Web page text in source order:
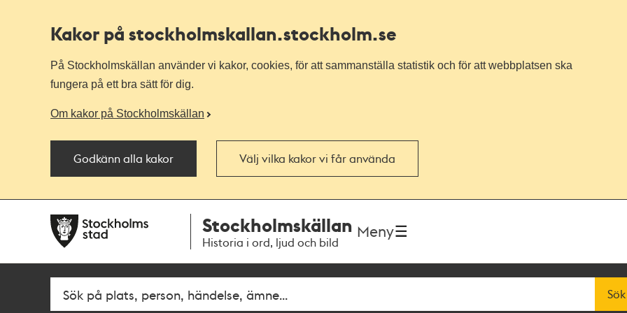
Kakor på stockholmskallan.stockholm.se
På Stockholmskällan använder vi kakor, cookies, för att sammanställa statistik och för att webbplatsen ska
fungera på ett bra sätt för dig.
Om kakor på Stockholmskällan
Godkänn alla kakor Välj vilka kakor vi får använda
navigationen
huvudinnehållet
Stockholmskällan
Historia i ord, ljud och bild
Meny
Fritextsök Sök